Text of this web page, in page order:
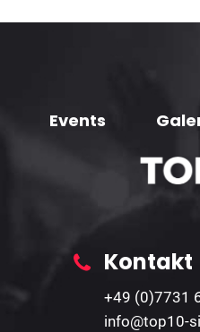
Events
Kontakt
+49 (0)7731
info@top10-